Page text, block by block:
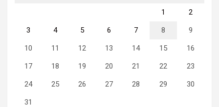
1 2
3 4 5 6 7 8 9
10 11 12 13 14 15 16
17 18 19 20 21 22 23
24 25 26 27 28 29 30
31